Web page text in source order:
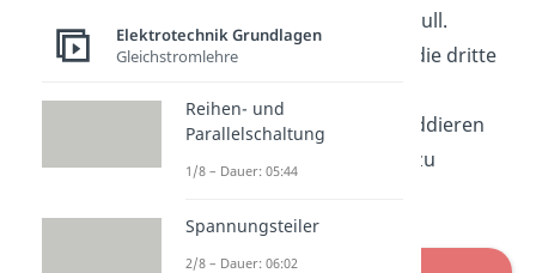
letzte Reihe eine weitere Null.
Hierfür multiplizieren wir die dritte
anschließend durch das Addieren
der zweiten Zeile auf Null zu
Elektrotechnik Grundlagen
Gleichstromlehre
Reihen- und
Parallelschaltung
1/8 – Dauer: 05:44
Spannungsteiler
2/8 – Dauer: 06:02